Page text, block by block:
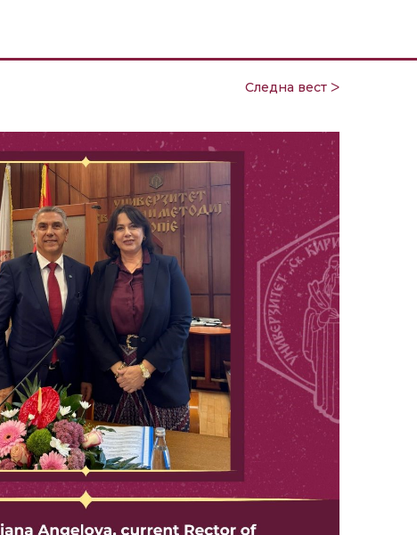
Следна вест ᐳ